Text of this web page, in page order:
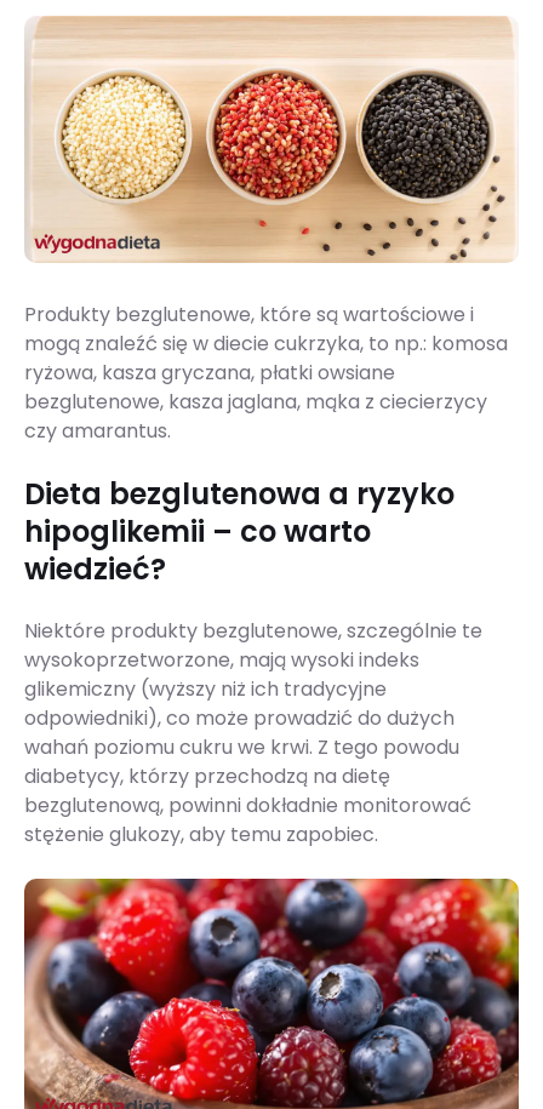
Produkty bezglutenowe, które są wartościowe i
mogą znaleźć się w diecie cukrzyka, to np.: komosa
ryżowa, kasza gryczana, płatki owsiane
bezglutenowe, kasza jaglana, mąka z ciecierzycy
czy amarantus.
Dieta bezglutenowa a ryzyko
hipoglikemii – co warto
wiedzieć?
Niektóre produkty bezglutenowe, szczególnie te
wysokoprzetworzone, mają wysoki indeks
glikemiczny (wyższy niż ich tradycyjne
odpowiedniki), co może prowadzić do dużych
wahań poziomu cukru we krwi. Z tego powodu
diabetycy, którzy przechodzą na dietę
bezglutenową, powinni dokładnie monitorować
stężenie glukozy, aby temu zapobiec.